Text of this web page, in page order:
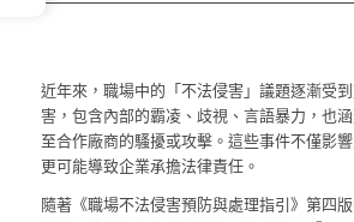
近年來，職場中的「不法侵害」議題逐漸受
害，包含內部的霸凌、歧視、言語暴力，也
至合作廠商的騷擾或攻擊。這些事件不僅影
更可能導致企業承擔法律責任。
隨著《職場不法侵害預防與處理指引》第四